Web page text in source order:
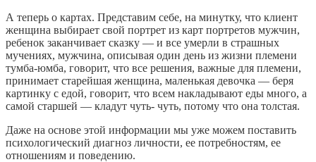
А теперь о картах. Представим себе, на минутку, что клиент
женщина выбирает свой портрет из карт портретов мужчин,
ребенок заканчивает сказку — и все умерли в страшных
мучениях, мужчина, описывая один день из жизни племени
тумба-юмба, говорит, что все решения, важные для племени,
принимает старейшая женщина, маленькая девочка — беря
картинку с едой, говорит, что всем накладывают еды много, а
самой старшей — кладут чуть- чуть, потому что она толстая.
Даже на основе этой информации мы уже можем поставить
психологический диагноз личности, ее потребностям, ее
отношениям и поведению.